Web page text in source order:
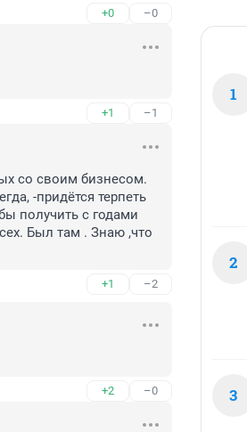
+0 –0
+1 –1
со своим бизнесом.
-придётся терпеть
получить с годами
Был там . Знаю ,что
+1 –2
+2 –0
1
2
3